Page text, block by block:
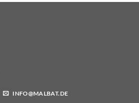
INFO@MALBAT.DE